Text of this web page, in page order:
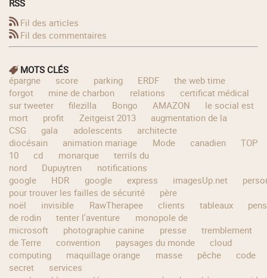
RSS
Fil des articles
Fil des commentaires
MOTS CLÉS
épargne
score parking ERDF
the web time
forgot
mine de charbon relations
certificat médical
sur tweeter
filezilla Bongo AMAZON
le social est
mort
profit Zeitgeist 2013
augmentation de la
CSG
gala adolescents
architecte
diocésain
animation mariage Mode canadien
TOP
10
cd monarque
terrils du
nord
Dupuytren
notifications
google
HDR google express imagesUp.net
pour trouver les failles de sécurité
père
noël
invisible RawTherapee clients tableaux
de rodin
tenter l'aventure
monopole de
microsoft
photographie canine presse
tremblement
de Terre
convention paysages du monde
cloud
computing
maquillage orange masse pêche
code
secret
services